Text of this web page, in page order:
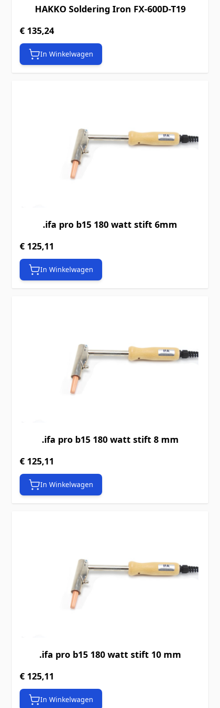
HAKKO Soldering Iron FX-600D-T19
€ 135,24
In Winkelwagen
.ifa pro b15 180 watt stift 6mm
€ 125,11
In Winkelwagen
.ifa pro b15 180 watt stift 8 mm
€ 125,11
In Winkelwagen
.ifa pro b15 180 watt stift 10 mm
€ 125,11
In Winkelwagen